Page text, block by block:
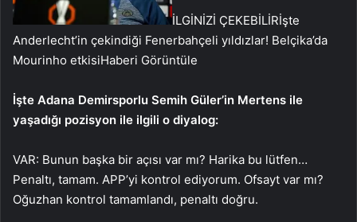
İLGİNİZİ ÇEKEBİLİRİşte
Anderlecht’in çekindiği Fenerbahçeli yıldızlar! Belçika’da
Mourinho etkisiHaberi Görüntüle
İşte Adana Demirsporlu Semih Güler’in Mertens ile
yaşadığı pozisyon ile ilgili o diyalog:
VAR: Bunun başka bir açısı var mı? Harika bu lütfen…
Penaltı, tamam. APP’yi kontrol ediyorum. Ofsayt var mı?
Oğuzhan kontrol tamamlandı, penaltı doğru.